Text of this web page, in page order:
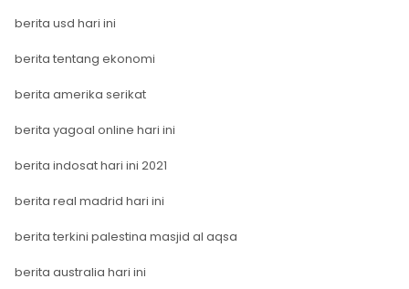
berita usd hari ini
berita tentang ekonomi
berita amerika serikat
berita yagoal online hari ini
berita indosat hari ini 2021
berita real madrid hari ini
berita terkini palestina masjid al aqsa
berita australia hari ini